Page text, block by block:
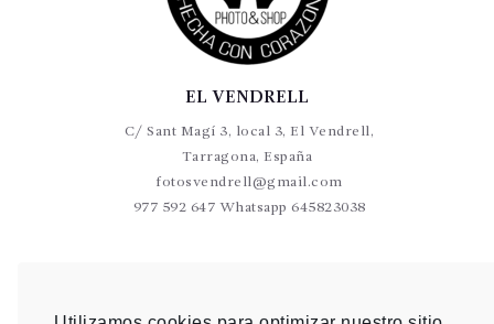
EL VENDRELL
C/ Sant Magí 3, local 3, El Vendrell,
Tarragona, España
fotosvendrell@gmail.com
977 592 647 Whatsapp 645823038